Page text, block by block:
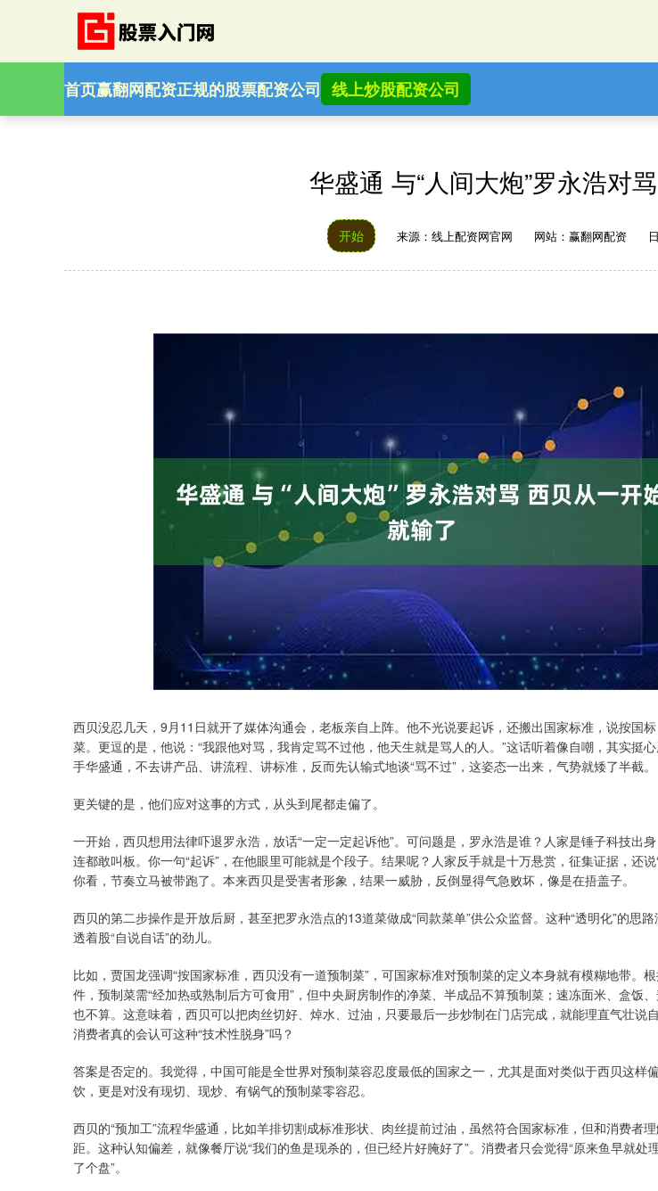
首页赢翻网配资正规的股票配资公司 线上炒股配资公司
华盛通 与“人间大炮”罗永浩对
开始 来源：线上配资网官网 网站：赢翻网配资
西贝没忍几天，9月11日就开了媒体沟通会，老板亲自上阵。他不光说要起诉，还搬出国家标准，说按国
菜。更逗的是，他说：“我跟他对骂，我肯定骂不过他，他天生就是骂人的人。”这话听着像自嘲，其实挺
手华盛通，不去讲产品、讲流程、讲标准，反而先认输式地谈“骂不过”，这姿态一出来，气势就矮了半截。
更关键的是，他们应对这事的方式，从头到尾都走偏了。
一开始，西贝想用法律吓退罗永浩，放话“一定一定起诉他”。可问题是，罗永浩是谁？人家是锤子科技出身
连都敢叫板。你一句“起诉”，在他眼里可能就是个段子。结果呢？人家反手就是十万悬赏，征集证据，还说
你看，节奏立马被带跑了。本来西贝是受害者形象，结果一威胁，反倒显得气急败坏，像是在捂盖子。
西贝的第二步操作是开放后厨，甚至把罗永浩点的13道菜做成“同款菜单”供公众监督。这种“透明化”的思
透着股“自说自话”的劲儿。
比如，贾国龙强调“按国家标准，西贝没有一道预制菜”，可国家标准对预制菜的定义本身就有模糊地带。
件，预制菜需“经加热或熟制后方可食用”，但中央厨房制作的净菜、半成品不算预制菜；速冻面米、盒饭
也不算。这意味着，西贝可以把肉丝切好、焯水、过油，只要最后一步炒制在门店完成，就能理直气壮说
消费者真的会认可这种“技术性脱身”吗？
答案是否定的。我觉得，中国可能是全世界对预制菜容忍度最低的国家之一，尤其是面对类似于西贝这样
饮，更是对没有现切、现炒、有锅气的预制菜零容忍。
西贝的“预加工”流程华盛通，比如羊排切割成标准形状、肉丝提前过油，虽然符合国家标准，但和消费者理
距。这种认知偏差，就像餐厅说“我们的鱼是现杀的，但已经片好腌好了”。消费者只会觉得“原来鱼早就处
了个盘”。
上证指数 3925.07 24.72